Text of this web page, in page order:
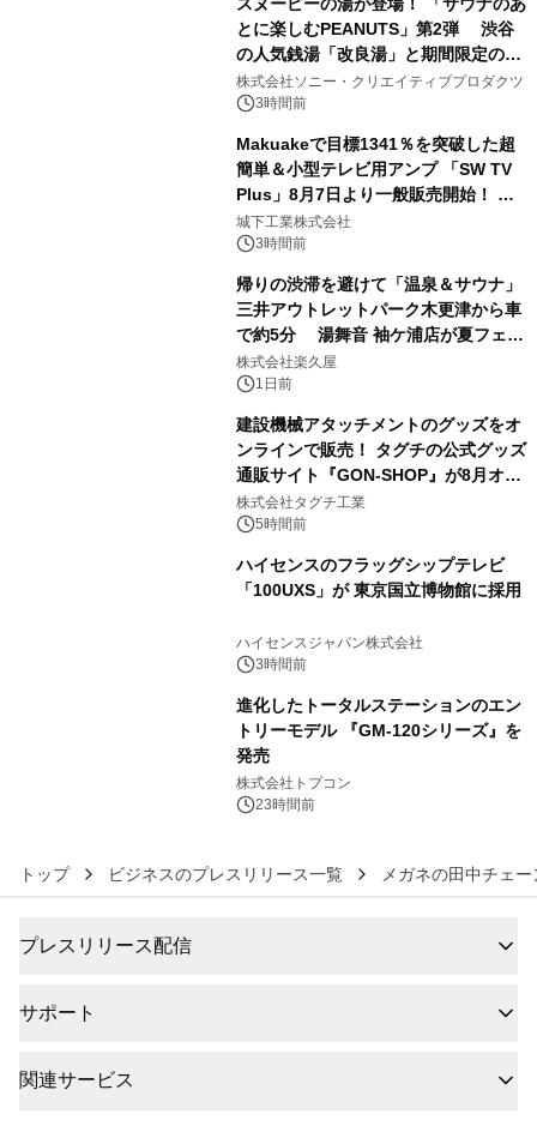
とに楽しむPEANUTS」第2弾 渋谷
の人気銭湯「改良湯」と期間限定のコ
ラボレーション サウナイキタイコラ
ボグッズも発売決定！
株式会社ソニー・クリエイティブプロダクツ
3時間前
Makuakeで目標1341％を突破した超
簡単＆小型テレビ用アンプ 「SW TV
Plus」8月7日より一般販売開始！ ケ
ーブル1本つなぐだけ、テレビの音が
ぐっと豊かに
城下工業株式会社
3時間前
帰りの渋滞を避けて「温泉＆サウナ」
三井アウトレットパーク木更津から車
で約5分 湯舞音 袖ケ浦店が夏フェア
メニューを提供
株式会社楽久屋
1日前
建設機械アタッチメントのグッズをオ
ンラインで販売！ タグチの公式グッズ
通販サイト『GON-SHOP』が8月オー
プン
株式会社タグチ工業
5時間前
ハイセンスのフラッグシップテレビ
「100UXS」が 東京国立博物館に採用
ハイセンスジャパン株式会社
3時間前
進化したトータルステーションのエン
トリーモデル 『GM-120シリーズ』を
発売
株式会社トプコン
23時間前
トップ ビジネスのプレスリリース一覧 メガネの田中チェ
プレスリリース配信
サポート
関連サービス